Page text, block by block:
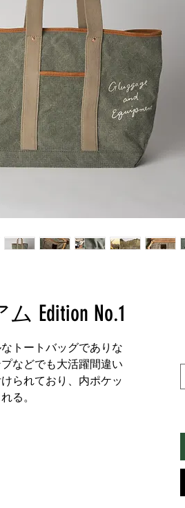
Edition No.1
トートバッグでありな
などでも大活躍間違い
られており、内ポケッ
る。